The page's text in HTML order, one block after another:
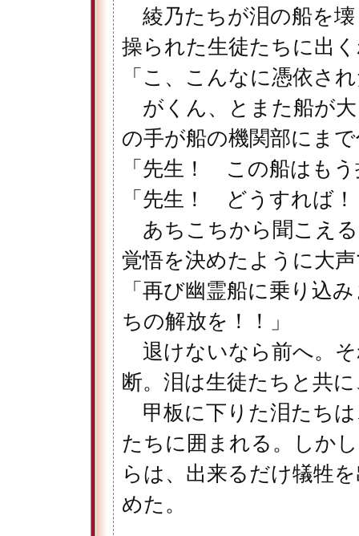
綾乃たちが泪の船を壊
操られた生徒たちに出
「こ、こんなに憑依さ
がくん、とまた船が
の手が船の機関部にま
「先生！ この船はも
「先生！ どうすれば！
あちこちから聞こえ
覚悟を決めたように大
「再び幽霊船に乗り込
ちの解放を！！」
退けないなら前へ。
断。泪は生徒たちと共
甲板に下りた泪たち
たちに囲まれる。しか
らは、出来るだけ犠牲
めた。